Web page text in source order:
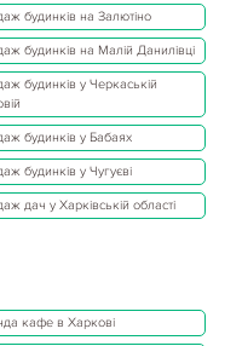
будинків на Залютіно
будинків на Малій Данилівці
будинків у Черкаській
будинків у Бабаях
будинків у Чугуєві
дач у Харківській області
кафе в Харкові